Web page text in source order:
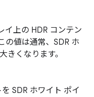
イ上の HDR コンテン
の値は通常、SDR ホ
きくなります。
SDR ホワイト ポイ